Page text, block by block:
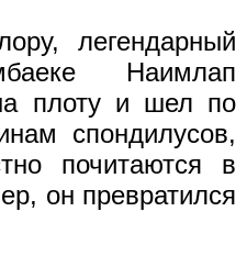
легендарный
Наимлап
плоту и шел по
спондилусов,
почитаются в
он превратился